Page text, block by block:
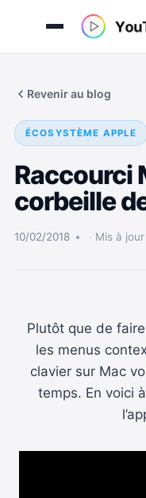
Revenir au blog
ÉCOSYSTÈME APPLE
Raccourci
corbeille
10/02/2018 Mis à
Plutôt que de
les menus
clavier sur Mac
temps. En voici